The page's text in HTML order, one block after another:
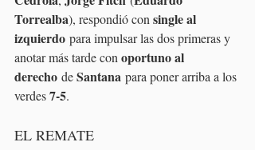
Torrealba), respondió con single al
izquierdo para impulsar las dos primeras y
anotar más tarde con oportuno al
derecho de Santana para poner arriba a los
verdes 7-5.
EL REMATE